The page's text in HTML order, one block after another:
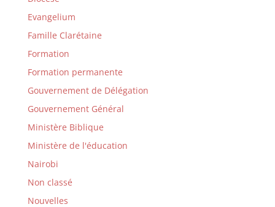
Evangelium
Famille Clarétaine
Formation
Formation permanente
Gouvernement de Délégation
Gouvernement Général
Ministère Biblique
Ministère de l'éducation
Nairobi
Non classé
Nouvelles